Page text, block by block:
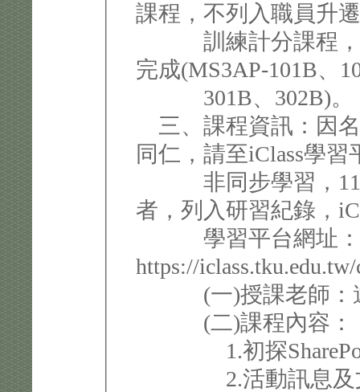
課程，不列入職員升
訓練計分課程，共
完成(MS3AP-101B、
301B、302B)。
三、課程資訊：因
同仁，請至iClass學
非同步學習，114
者，列入研習紀錄，
學習平台網址：
https://
(一)授課老師：遠
(二)課程內容：
1.初探
2.活動訊息及